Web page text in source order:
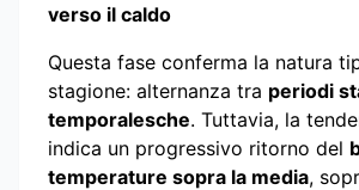
verso il caldo
Questa fase conferma la natura
stagione: alternanza tra periodi
temporalesche. Tuttavia, la
indica un progressivo ritorno del
temperature sopra la media,